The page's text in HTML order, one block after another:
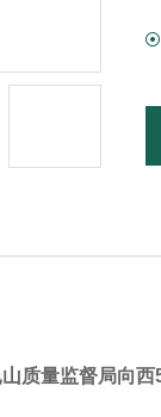
质量监督局向西